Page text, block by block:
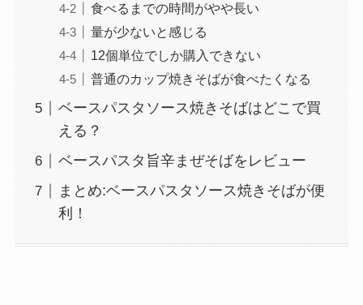
食べるまでの時間がやや長い
量が少ないと感じる
12個単位でしか購入できない
普通のカップ焼きそばが食べたくなる
ベースパスタソース焼きそばはどこで買
える？
ベースパスタ旨辛まぜそばをレビュー
まとめ:ベースパスタソース焼きそばが便
利！